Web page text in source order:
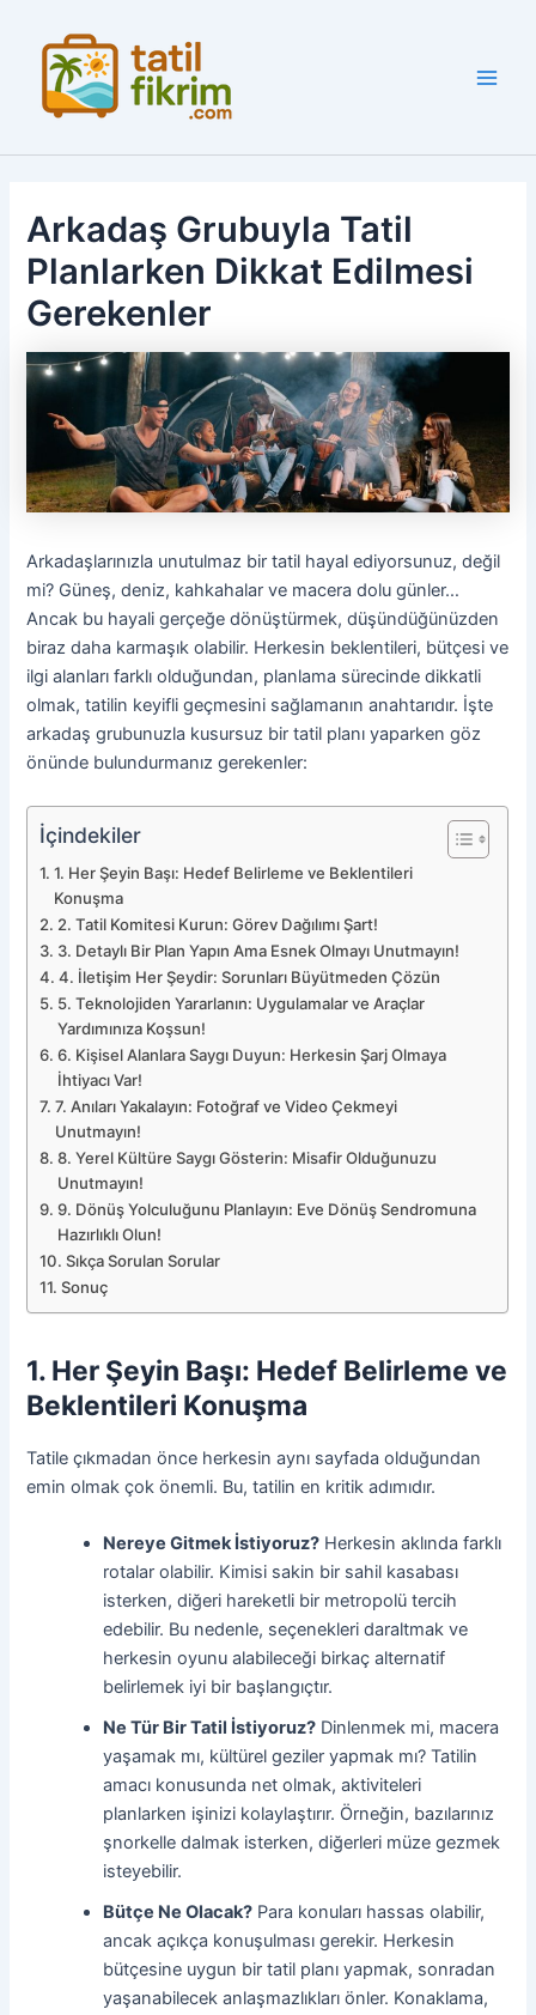
Arkadaş Grubuyla Tatil
Planlarken Dikkat Edilmesi
Gerekenler
Arkadaşlarınızla unutulmaz bir tatil hayal ediyorsunuz, değil
mi? Güneş, deniz, kahkahalar ve macera dolu günler…
Ancak bu hayali gerçeğe dönüştürmek, düşündüğünüzden
biraz daha karmaşık olabilir. Herkesin beklentileri, bütçesi ve
ilgi alanları farklı olduğundan, planlama sürecinde dikkatli
olmak, tatilin keyifli geçmesini sağlamanın anahtarıdır. İşte
arkadaş grubunuzla kusursuz bir tatil planı yaparken göz
önünde bulundurmanız gerekenler:
İçindekiler
1. Her Şeyin Başı: Hedef Belirleme ve Beklentileri
Konuşma
2. Tatil Komitesi Kurun: Görev Dağılımı Şart!
3. Detaylı Bir Plan Yapın Ama Esnek Olmayı Unutmayın!
4. İletişim Her Şeydir: Sorunları Büyütmeden Çözün
5. Teknolojiden Yararlanın: Uygulamalar ve Araçlar
Yardımınıza Koşsun!
6. Kişisel Alanlara Saygı Duyun: Herkesin Şarj Olmaya
İhtiyacı Var!
7. Anıları Yakalayın: Fotoğraf ve Video Çekmeyi
Unutmayın!
8. Yerel Kültüre Saygı Gösterin: Misafir Olduğunuzu
Unutmayın!
9. Dönüş Yolculuğunu Planlayın: Eve Dönüş Sendromuna
Hazırlıklı Olun!
Sıkça Sorulan Sorular
Sonuç
1. Her Şeyin Başı: Hedef Belirleme ve
Beklentileri Konuşma
Tatile çıkmadan önce herkesin aynı sayfada olduğundan
emin olmak çok önemli. Bu, tatilin en kritik adımıdır.
Nereye Gitmek İstiyoruz? Herkesin aklında farklı
rotalar olabilir. Kimisi sakin bir sahil kasabası
isterken, diğeri hareketli bir metropolü tercih
edebilir. Bu nedenle, seçenekleri daraltmak ve
herkesin oyunu alabileceği birkaç alternatif
belirlemek iyi bir başlangıçtır.
Ne Tür Bir Tatil İstiyoruz? Dinlenmek mi, macera
yaşamak mı, kültürel geziler yapmak mı? Tatilin
amacı konusunda net olmak, aktiviteleri
planlarken işinizi kolaylaştırır. Örneğin, bazılarınız
şnorkelle dalmak isterken, diğerleri müze gezmek
isteyebilir.
Bütçe Ne Olacak? Para konuları hassas olabilir,
ancak açıkça konuşulması gerekir. Herkesin
bütçesine uygun bir tatil planı yapmak, sonradan
yaşanabilecek anlaşmazlıkları önler. Konaklama,